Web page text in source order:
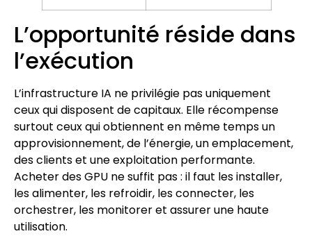
L’opportunité réside dans
l’exécution
L’infrastructure IA ne privilégie pas uniquement
ceux qui disposent de capitaux. Elle récompense
surtout ceux qui obtiennent en même temps un
approvisionnement, de l’énergie, un emplacement,
des clients et une exploitation performante.
Acheter des GPU ne suffit pas : il faut les installer,
les alimenter, les refroidir, les connecter, les
orchestrer, les monitorer et assurer une haute
utilisation.